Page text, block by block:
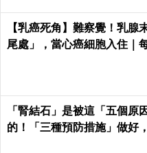
【乳癌死角】難察覺！乳腺
尾處」，當心癌細胞入住｜
「腎結石」是被這「五個原
的！「三種預防措施」做好